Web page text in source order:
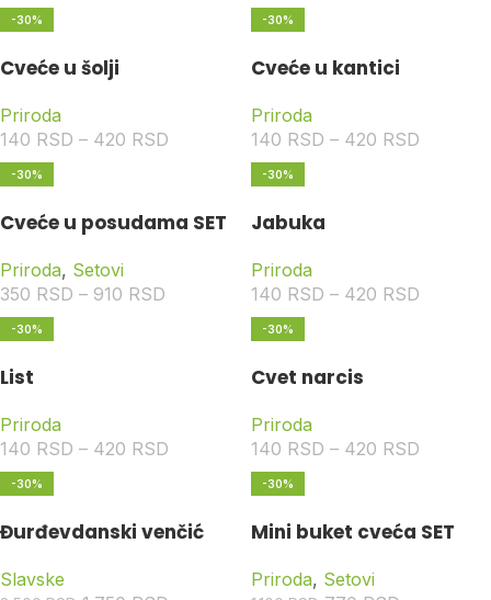
-30%
Cveće u šolji
Priroda
140 RSD – 420 RSD
-30%
Cveće u kantici
Priroda
140 RSD – 420 RSD
-30%
Cveće u posudama SET
Priroda, Setovi
350 RSD – 910 RSD
-30%
Jabuka
Priroda
140 RSD – 420 RSD
-30%
List
Priroda
140 RSD – 420 RSD
-30%
Cvet narcis
Priroda
140 RSD – 420 RSD
-30%
Đurđevdanski venčić
Slavske
-30%
Mini buket cveća SET
Priroda, Setovi